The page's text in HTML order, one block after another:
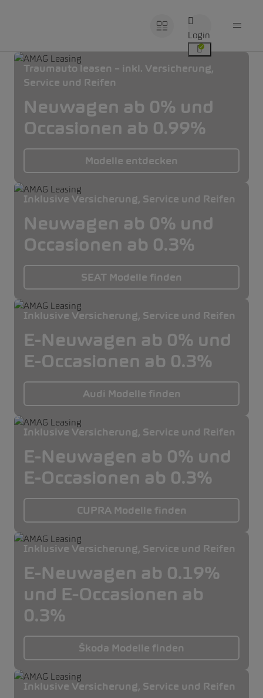
Login
Traumauto leasen – inkl. Versicherung,
Service und Reifen
Neuwagen ab 0% und
Occasionen ab 0.99%
Modelle entdecken
Inklusive Versicherung, Service und Reifen
Neuwagen ab 0% und
Occasionen ab 0.3%
SEAT Modelle finden
Inklusive Versicherung, Service und Reifen
E-Neuwagen ab 0% und
E-Occasionen ab 0.3%
Audi Modelle finden
Inklusive Versicherung, Service und Reifen
E-Neuwagen ab 0% und
E-Occasionen ab 0.3%
CUPRA Modelle finden
Inklusive Versicherung, Service und Reifen
E-Neuwagen ab 0.19%
und E-Occasionen ab
0.3%
Škoda Modelle finden
Inklusive Versicherung, Service und Reifen